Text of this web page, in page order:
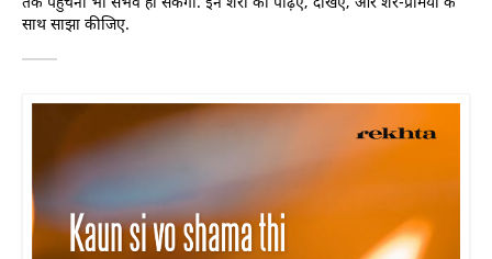
साथ साझा कीजिए.